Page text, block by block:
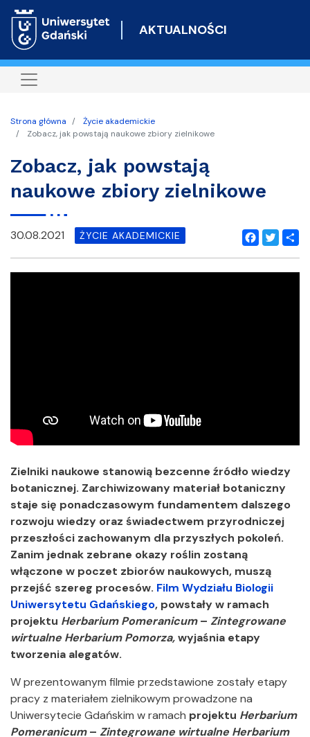
do
AKTUALNOŚCI
Strona główna
Życie akademickie
Zobacz, jak powstają naukowe zbiory zielnikowe
Zobacz, jak powstają
naukowe zbiory zielnikowe
Facebook
Twitter
30.08.2021 ŻYCIE AKADEMICKIE
Zielniki naukowe stanowią bezcenne źródło wiedzy
botanicznej. Zarchiwizowany materiał botaniczny
staje się ponadczasowym fundamentem dalszego
rozwoju wiedzy oraz świadectwem przyrodniczej
przeszłości zachowanym dla przyszłych pokoleń.
Zanim jednak zebrane okazy roślin zostaną
włączone w poczet zbiorów naukowych, muszą
przejść szereg procesów. Film Wydziału Biologii
Uniwersytetu Gdańskiego, powstały w ramach
projektu Herbarium Pomeranicum– Zintegrowane
wirtualne Herbarium Pomorza,wyjaśnia etapy
tworzenia alegatów.
W prezentowanym filmie przedstawione zostały etapy
pracy z materiałem zielnikowym prowadzone na
Uniwersytecie Gdańskim w ramach projektu Herbarium
Pomeranicum– Zintegrowane wirtualne Herbarium